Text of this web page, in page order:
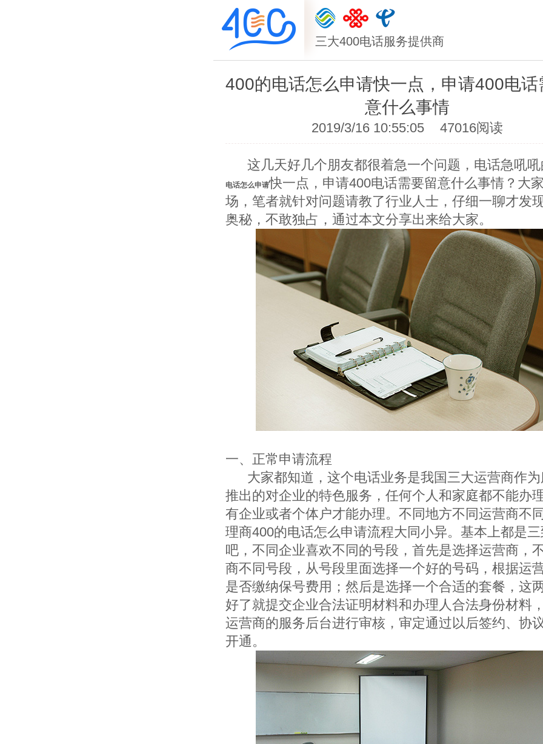
三大400电话服务提供商
400的电话怎么申请快一点，申请400电话
意什么事情
2019/3/16 10:55:05 47016阅读
这几天好几个朋友都很着急一个问题，电话急吼吼
电话怎么申请快一点，申请400电话需要留意什么事情？大
场，笔者就针对问题请教了行业人士，仔细一聊才发
奥秘，不敢独占，通过本文分享出来给大家。
一、正常申请流程
大家都知道，这个电话业务是我国三大运营商作
推出的对企业的特色服务，任何个人和家庭都不能办
有企业或者个体户才能办理。不同地方不同运营商不
理商400的电话怎么申请流程大同小异。基本上都是
吧，不同企业喜欢不同的号段，首先是选择运营商，
商不同号段，从号段里面选择一个好的号码，根据运
是否缴纳保号费用；然后是选择一个合适的套餐，这
好了就提交企业合法证明材料和办理人合法身份材料
运营商的服务后台进行审核，审定通过以后签约、协
开通。